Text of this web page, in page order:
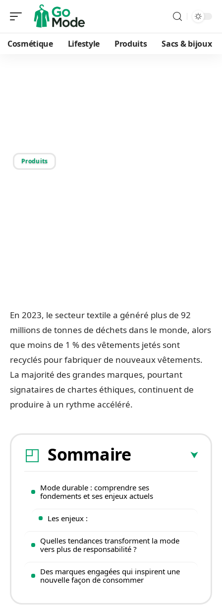
Cosmétique Lifestyle Produits Sacs & bijoux
Produits
En 2023, le secteur textile a généré plus de 92
millions de tonnes de déchets dans le monde, alors
que moins de 1 % des vêtements jetés sont
recyclés pour fabriquer de nouveaux vêtements.
La majorité des grandes marques, pourtant
signataires de chartes éthiques, continuent de
produire à un rythme accéléré.
Sommaire
Mode durable : comprendre ses
fondements et ses enjeux actuels
Les enjeux :
Quelles tendances transforment la mode
vers plus de responsabilité ?
Des marques engagées qui inspirent une
nouvelle façon de consommer